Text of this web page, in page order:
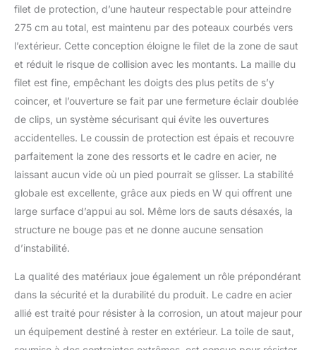
filet de protection, d’une hauteur respectable pour atteindre
275 cm au total, est maintenu par des poteaux courbés vers
l’extérieur. Cette conception éloigne le filet de la zone de saut
et réduit le risque de collision avec les montants. La maille du
filet est fine, empêchant les doigts des plus petits de s’y
coincer, et l’ouverture se fait par une fermeture éclair doublée
de clips, un système sécurisant qui évite les ouvertures
accidentelles. Le coussin de protection est épais et recouvre
parfaitement la zone des ressorts et le cadre en acier, ne
laissant aucun vide où un pied pourrait se glisser. La stabilité
globale est excellente, grâce aux pieds en W qui offrent une
large surface d’appui au sol. Même lors de sauts désaxés, la
structure ne bouge pas et ne donne aucune sensation
d’instabilité.
La qualité des matériaux joue également un rôle prépondérant
dans la sécurité et la durabilité du produit. Le cadre en acier
allié est traité pour résister à la corrosion, un atout majeur pour
un équipement destiné à rester en extérieur. La toile de saut,